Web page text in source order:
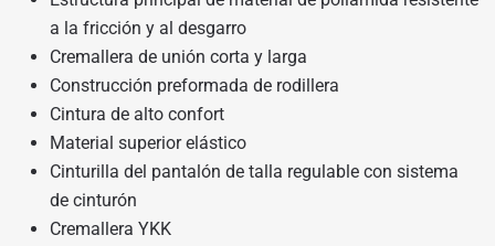
a la fricción y al desgarro
Cremallera de unión corta y larga
Construcción preformada de rodillera
Cintura de alto confort
Material superior elástico
Cinturilla del pantalón de talla regulable con sistema
de cinturón
Cremallera YKK